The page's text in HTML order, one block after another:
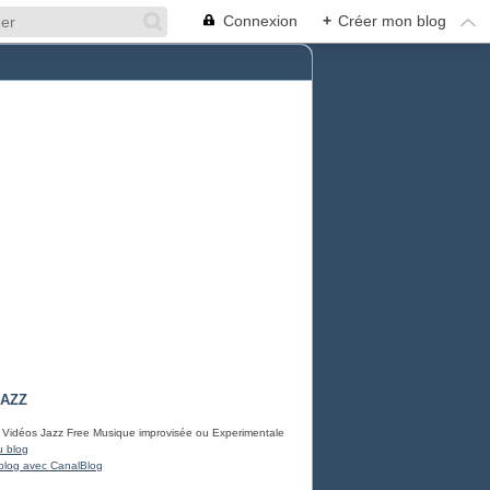
Connexion + Créer mon blog
Jazz Free Musique improvisée ou Experimentale
blog
avec CanalBlog